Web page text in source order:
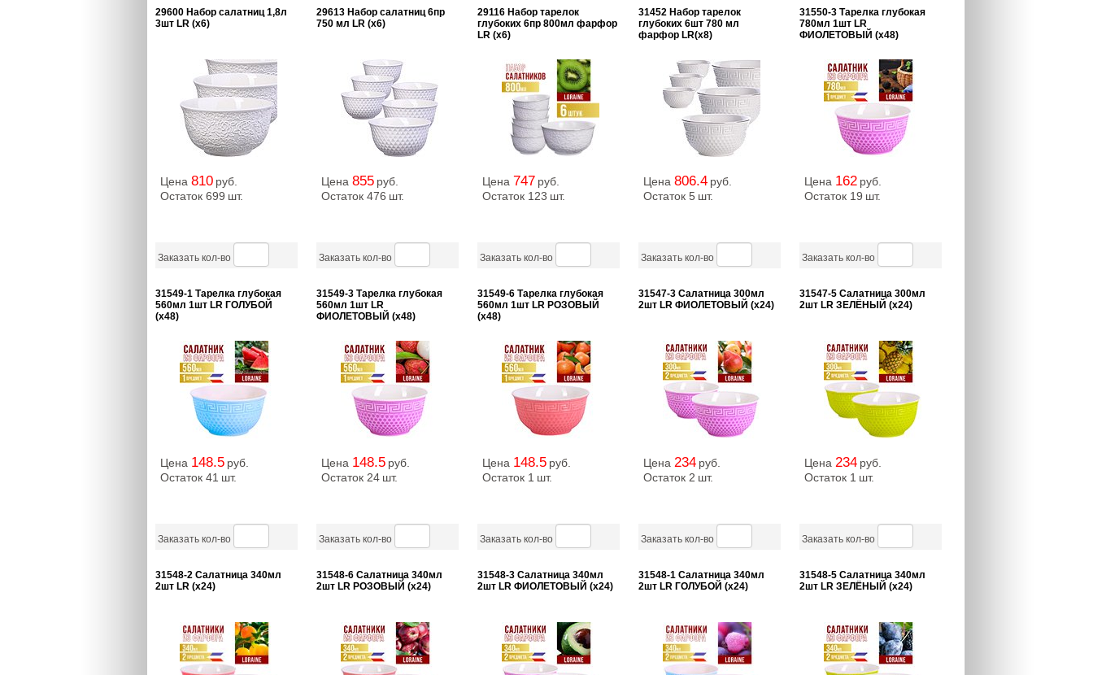
29600 Набор салатниц 1,8л
3шт LR (х6)
Цена 810 руб.
Остаток 699 шт.
Заказать кол-во
29613 Набор салатниц 6пр
750 мл LR (х6)
Цена 855 руб.
Остаток 476 шт.
Заказать кол-во
29116 Набор тарелок
глубоких 6пр 800мл фарфор
LR (х6)
Цена 747 руб.
Остаток 123 шт.
Заказать кол-во
31452 Набор тарелок
глубоких 6шт 780 мл
фарфор LR(х8)
Цена 806.4 руб.
Остаток 5 шт.
Заказать кол-во
31550-3 Тарелка глубокая
780мл 1шт LR
ФИОЛЕТОВЫЙ (х48)
Цена 162 руб.
Остаток 19 шт.
Заказать кол-во
31549-1 Тарелка глубокая
560мл 1шт LR ГОЛУБОЙ
(х48)
Цена 148.5 руб.
Остаток 41 шт.
Заказать кол-во
31549-3 Тарелка глубокая
560мл 1шт LR
ФИОЛЕТОВЫЙ (х48)
Цена 148.5 руб.
Остаток 24 шт.
Заказать кол-во
31549-6 Тарелка глубокая
560мл 1шт LR РОЗОВЫЙ
(х48)
Цена 148.5 руб.
Остаток 1 шт.
Заказать кол-во
31547-3 Салатница 300мл
2шт LR ФИОЛЕТОВЫЙ (х24)
Цена 234 руб.
Остаток 2 шт.
Заказать кол-во
31547-5 Салатница 300мл
2шт LR ЗЕЛЁНЫЙ (х24)
Цена 234 руб.
Остаток 1 шт.
Заказать кол-во
31548-2 Салатница 340мл
2шт LR (х24)
31548-6 Салатница 340мл
2шт LR РОЗОВЫЙ (х24)
31548-3 Салатница 340мл
2шт LR ФИОЛЕТОВЫЙ (х24)
31548-1 Салатница 340мл
2шт LR ГОЛУБОЙ (х24)
31548-5 Салатница 340мл
2шт LR ЗЕЛЁНЫЙ (х24)